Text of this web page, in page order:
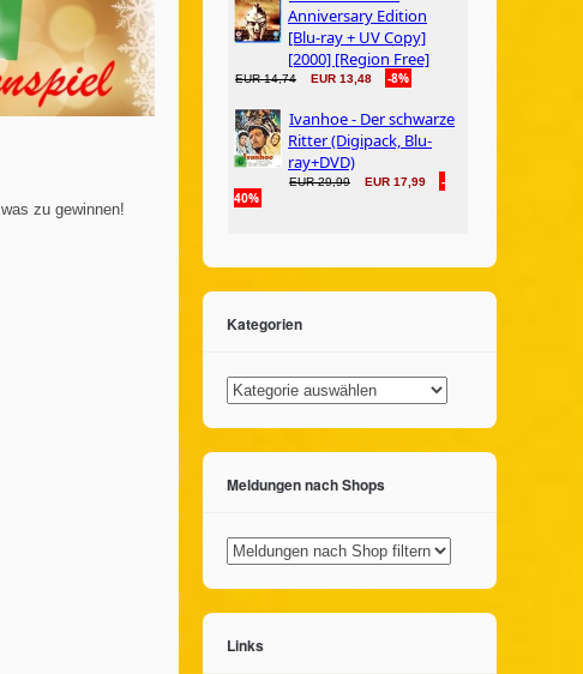
zu gewinnen!
Kategorien
Kategorien
Meldungen nach Shops
Links